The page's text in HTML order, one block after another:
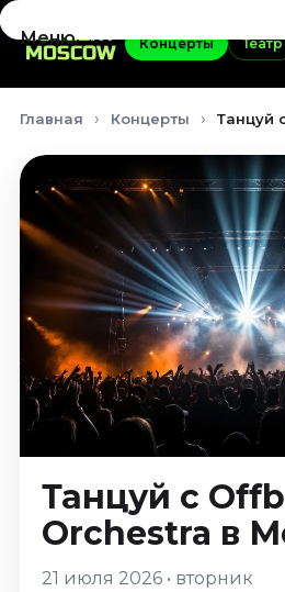
Концерты Театр
Меню
Сентябрь 2026
Октябрь 2026
Декабрь 2026
Январь 2027
Театр
Август 2026
Сентябрь 2026
Октябрь 2026
Ноябрь 2026
Январь 2027
Стендап
Август 2026
Главная Концерты Танцуй
Танцуй с
Orchestra в
21 июля 2026 • вторник